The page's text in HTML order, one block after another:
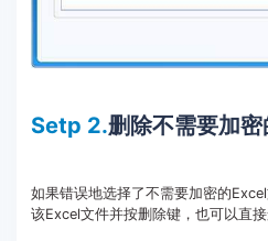
Setp 2.删除不需要加
如果错误地选择了不需要加密的
该Excel文件并按删除键，也可以直接